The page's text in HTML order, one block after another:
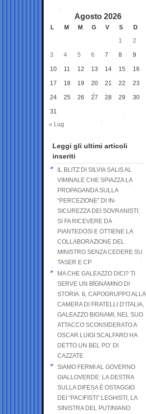
Agosto 2026
L M M G V S
D
1
2
3 4 5 6 7 8 9
10 11 12 13 14 15 16
17 18 19 20 21 22 23
24 25 26 27 28 29 30
31
« Lug
Leggi gli ultimi articoli
inseriti
IL BLITZ DI SILVIA SALIS AL
VIMINALE CHE SPIAZZA LA
PROPAGANDA SULLA
“PERCEZIONE” DI IN-
SICUREZZA DEI SOVRANISTI:
SI FA RICEVERE DA
PIANTEDOSI E OTTIENE LA
COLLABORAZIONE DEL
MINISTRO SENZA CEDERE SU
TASER E CP
MA CHE GALEAZZO DICI? TI
SERVE UN BIGNAMINO DI
STORIA. IL CAPOGRUPPO ALLA
CAMERA DI FRATELLI D’ITALIA,
GALEAZZO BIGNAMI, NEL SUO
ATTACCO SCONSIDERATO A
OSCAR LUIGI SCALFARO HA
DETTO UN BEL PO’ DI
CAZZATE
SIAMO FERMI AL GOVERNO
GIALLOVERDE: LA DESTRA
SULLA DIFESA È OSTAGGIO
DEI “PACIFISTI” LEGHISTI, LA
SINISTRA DEL PUTINIANO